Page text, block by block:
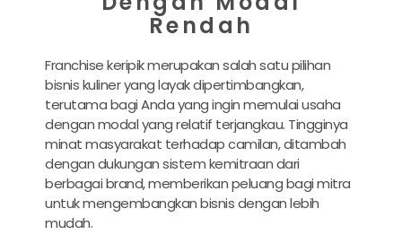
Rendah
Franchise keripik merupakan salah satu pilihan
bisnis kuliner yang layak dipertimbangkan,
terutama bagi Anda yang ingin memulai usaha
dengan modal yang relatif terjangkau. Tingginya
minat masyarakat terhadap camilan, ditambah
dengan dukungan sistem kemitraan dari
berbagai brand, memberikan peluang bagi mitra
untuk mengembangkan bisnis dengan lebih
mudah.